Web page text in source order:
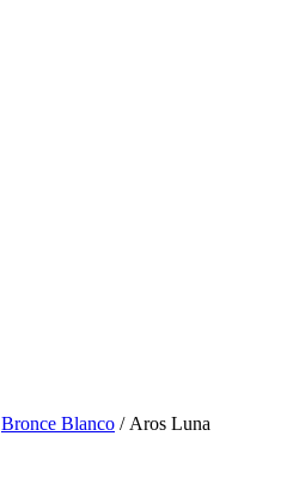
Bronce Blanco / Aros Luna